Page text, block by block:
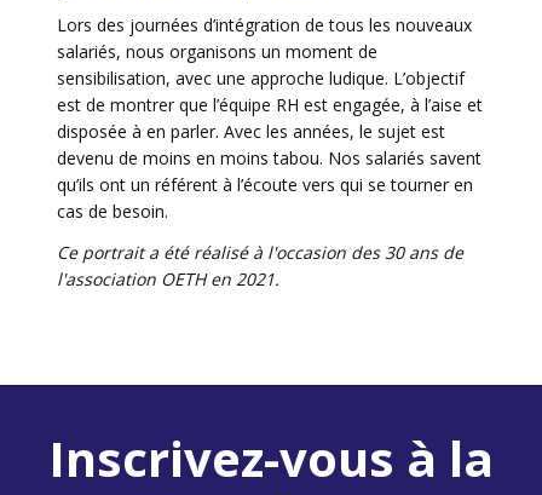
Lors des journées d’intégration de tous les nouveaux
salariés, nous organisons un moment de
sensibilisation, avec une approche ludique. L’objectif
est de montrer que l’équipe RH est engagée, à l’aise et
disposée à en parler. Avec les années, le sujet est
devenu de moins en moins tabou. Nos salariés savent
qu’ils ont un référent à l’écoute vers qui se tourner en
cas de besoin.
Ce portrait a été réalisé à l'occasion des 30 ans de
l'association OETH en 2021.
Inscrivez-vous à la